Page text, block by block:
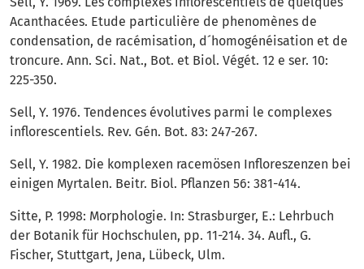
Acanthacées. Etude particulière de phenomènes de
condensation, de racémisation, d´homogénéisation et de
troncure. Ann. Sci. Nat., Bot. et Biol. Végét. 12 e ser. 10:
225-350.
Sell, Y. 1976. Tendences évolutives parmi le complexes
inflorescentiels. Rev. Gén. Bot. 83: 247-267.
Sell, Y. 1982. Die komplexen racemösen Infloreszenzen bei
einigen Myrtalen. Beitr. Biol. Pflanzen 56: 381-414.
Sitte, P. 1998: Morphologie. In: Strasburger, E.: Lehrbuch
der Botanik für Hochschulen, pp. 11-214. 34. Aufl., G.
Fischer, Stuttgart, Jena, Lübeck, Ulm.